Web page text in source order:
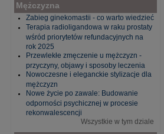
Mężczyzna
Zabieg ginekomastii - co warto wiedzieć
Terapia radioligandowa w raku prostaty
wśród priorytetów refundacyjnych na
rok 2025
Przewlekłe zmęczenie u mężczyzn -
przyczyny, objawy i sposoby leczenia
Nowoczesne i eleganckie stylizacje dla
mężczyzn
Nowe życie po zawale: Budowanie
odporności psychicznej w procesie
rekonwalescencji
Wszystkie w tym dziale